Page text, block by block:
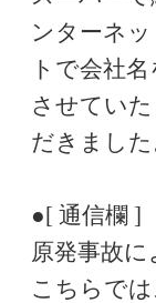
ンターネッ
トで会社
させていた
だきまし
●[ 通信欄 ]
原発事故
こちらで